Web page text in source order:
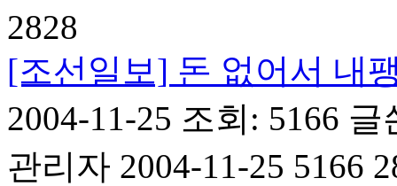
2828
[조선일보] 돈 없어서 내
2004-11-25 조회: 5166 글
관리자 2004-11-25 5166